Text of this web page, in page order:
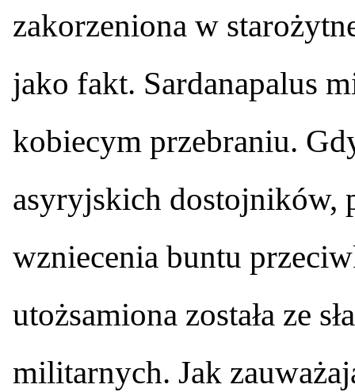
zakorzeniona w
jako fakt. Sardanapalus
kobiecym przebraniu.
asyryjskich dostojników,
wzniecenia buntu
utożsamiona została ze
militarnych. Jak